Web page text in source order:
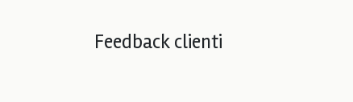
Feedback clienti